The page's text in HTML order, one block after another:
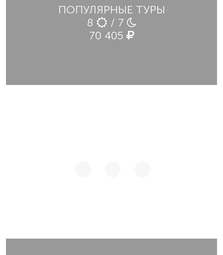
ПОПУЛЯРНЫЕ ТУРЫ
8
/ 7
70 405